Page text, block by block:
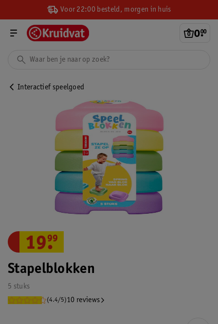
Voor 22:00 besteld, morgen in huis
0.
00
Interactief speelgoed
Stapelblokken
5 stuks
(4.4/5)10 reviews
19.
99